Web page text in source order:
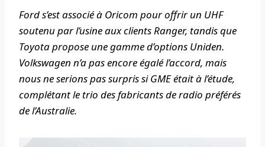
Ford s’est associé à Oricom pour offrir un UHF
soutenu par l’usine aux clients Ranger, tandis que
Toyota propose une gamme d’options Uniden.
Volkswagen n’a pas encore égalé l’accord, mais
nous ne serions pas surpris si GME était à l’étude,
complétant le trio des fabricants de radio préférés
de l’Australie.